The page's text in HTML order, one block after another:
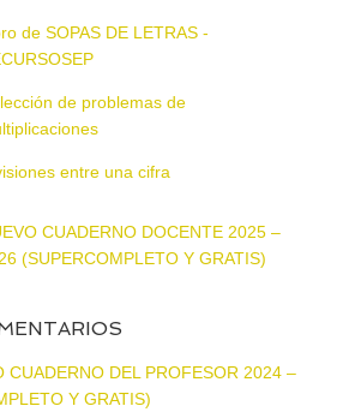
de SOPAS DE LETRAS -
de problemas de
entre una cifra
CUADERNO DOCENTE 2025 –
(SUPERCOMPLETO Y GRATIS)
CUADERNO DEL PROFESOR 2024 –
Y GRATIS)